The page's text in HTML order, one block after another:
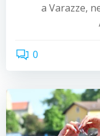
a Varazze,
0